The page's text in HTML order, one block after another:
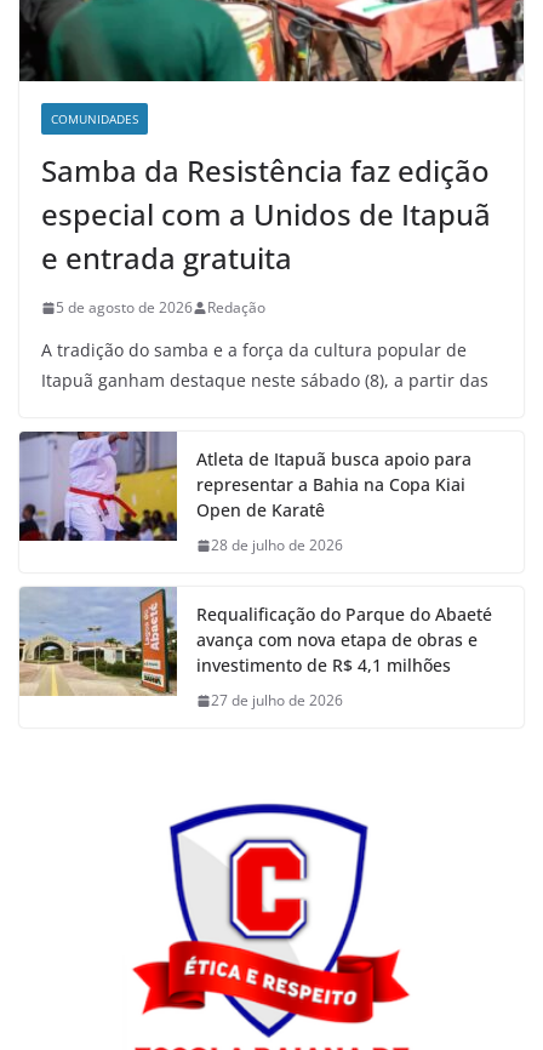
COMUNIDADES
Samba da Resistência faz edição
especial com a Unidos de Itapuã
e entrada gratuita
5 de agosto de 2026 Redação
A tradição do samba e a força da cultura popular de
Itapuã ganham destaque neste sábado (8), a partir das
Atleta de Itapuã busca apoio para
representar a Bahia na Copa Kiai
Open de Karatê
28 de julho de 2026
Requalificação do Parque do Abaeté
avança com nova etapa de obras e
investimento de R$ 4,1 milhões
27 de julho de 2026